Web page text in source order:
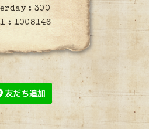
: 300
:1008146